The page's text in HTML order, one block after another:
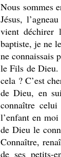
Nous sommes
Jésus,
vient déchirer
baptiste, je ne
ne connaissais
le Fils de Dieu.
cela ? C’est
de Dieu, en
connaître
l’enfant en
de Dieu le
Connaître,
de ses petits-